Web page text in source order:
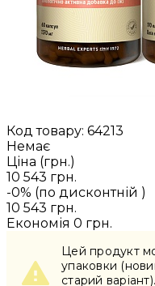
Код товару: 64213
Немає
Ціна (грн.)
10 543 грн.
-0% (по дисконтній )
10 543 грн.
Економія 0 грн.
Цей продукт
упаковки
старий